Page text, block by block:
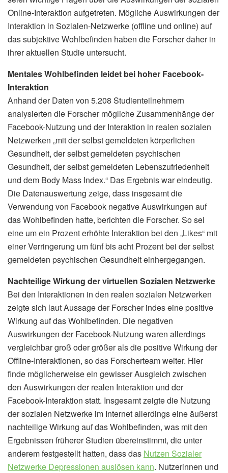
Online-Interaktion aufgetreten. Mögliche Auswirkungen der
Interaktion in Sozialen-Netzwerke (offline und online) auf
das subjektive Wohlbefinden haben die Forscher daher in
ihrer aktuellen Studie untersucht.
Mentales Wohlbefinden leidet bei hoher Facebook-
Interaktion
Anhand der Daten von 5.208 Studienteilnehmern
analysierten die Forscher mögliche Zusammenhänge der
Facebook-Nutzung und der Interaktion in realen sozialen
Netzwerken „mit der selbst gemeldeten körperlichen
Gesundheit, der selbst gemeldeten psychischen
Gesundheit, der selbst gemeldeten Lebenszufriedenheit
und dem Body Mass Index.“ Das Ergebnis war eindeutig.
Die Datenauswertung zeige, dass insgesamt die
Verwendung von Facebook negative Auswirkungen auf
das Wohlbefinden hatte, berichten die Forscher. So sei
eine um ein Prozent erhöhte Interaktion bei den „Likes“ mit
einer Verringerung um fünf bis acht Prozent bei der selbst
gemeldeten psychischen Gesundheit einhergegangen.
Nachteilige Wirkung der virtuellen Sozialen Netzwerke
Bei den Interaktionen in den realen sozialen Netzwerken
zeigte sich laut Aussage der Forscher indes eine positive
Wirkung auf das Wohlbefinden. Die negativen
Auswirkungen der Facebook-Nutzung waren allerdings
vergleichbar groß oder größer als die positive Wirkung der
Offline-Interaktionen, so das Forscherteam weiter. Hier
finde möglicherweise ein gewisser Ausgleich zwischen
den Auswirkungen der realen Interaktion und der
Facebook-Interaktion statt. Insgesamt zeigte die Nutzung
der sozialen Netzwerke im Internet allerdings eine äußerst
nachteilige Wirkung auf das Wohlbefinden, was mit den
Ergebnissen früherer Studien übereinstimmt, die unter
anderem festgestellt hatten, dass das Nutzen Sozialer
Netzwerke Depressionen auslösen kann. Nutzerinnen und